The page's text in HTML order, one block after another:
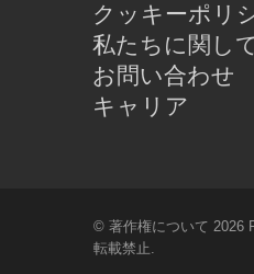
クッキーポリ
私たちに関し
お問い合わせ
キャリア
© 著作権について 2026
転載禁止.